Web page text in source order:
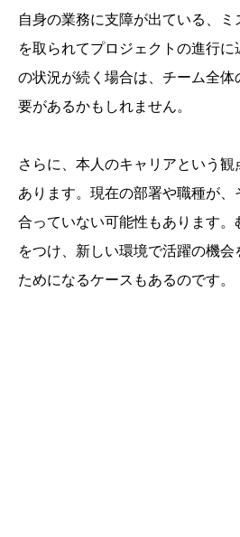
自身の業務に支障が出ている、ミ
を取られてプロジェクトの進行
の状況が続く場合は、チーム全
要があるかもしれません。
さらに、本人のキャリアという
あります。現在の部署や職種が
合っていない可能性もあります。
をつけ、新しい環境で活躍の機
ためになるケースもあるのです。